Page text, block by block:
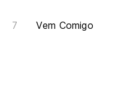
Vem Comigo